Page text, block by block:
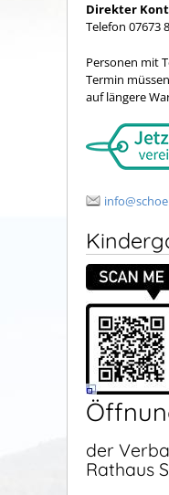
Direkter
Telefon 07673
Personen mit
Termin
auf längere
der
Rathaus